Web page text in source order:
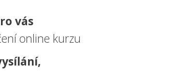
vás
online kurzu